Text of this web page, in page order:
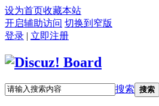
设为首页收藏本站
开启辅助访问 切换到窄版
登录 | 立即注册
搜索 搜索